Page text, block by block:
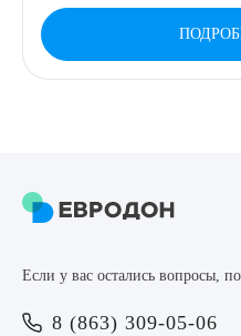
Если у вас остались вопросы,
8 (863) 309-05-06
Я даю согласие наобработку